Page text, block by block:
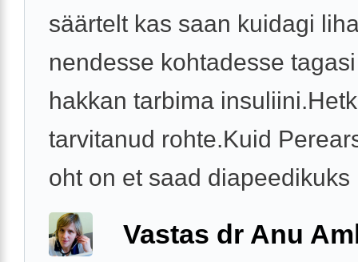
säärtelt kas saan kuidagi
nendesse kohtadesse
hakkan tarbima
tarvitanud rohte.Kuid
oht on et saad diapeedikuks
Vastas dr Anu